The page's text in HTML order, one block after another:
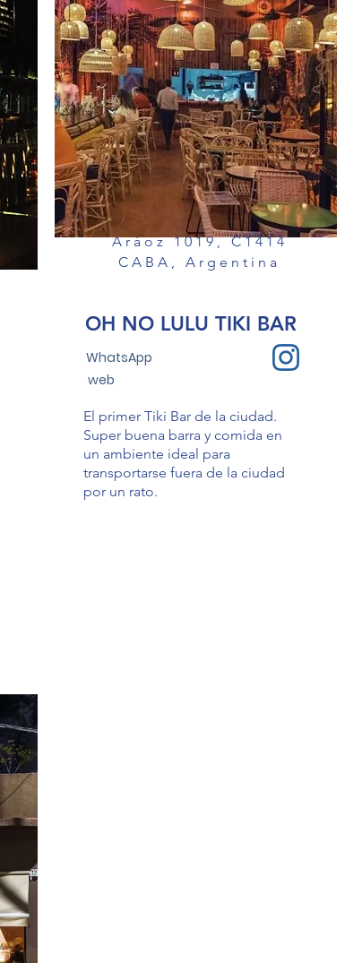
Aráoz 1019, C1414
CABA, Argentina
OH NO LULU TIKI BAR
WhatsApp
web
El primer Tiki Bar de la ciudad.
Super buena barra y comida en
un ambiente ideal para
transportarse fuera de la ciudad
por un rato.